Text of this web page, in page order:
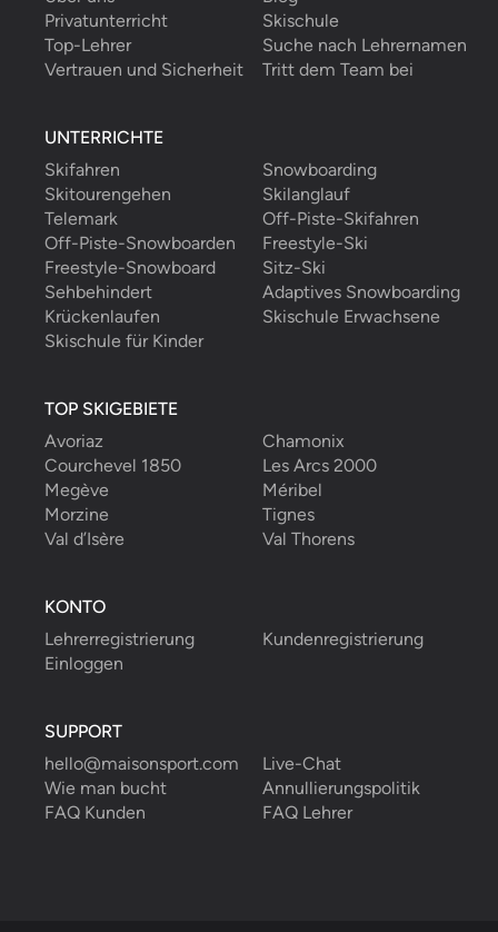
Privatunterricht
Skischule
Top-Lehrer
Suche nach Lehrernamen
Vertrauen und Sicherheit
Tritt dem Team bei
UNTERRICHTE
Skifahren
Snowboarding
Skitourengehen
Skilanglauf
Telemark
Off-Piste-Skifahren
Off-Piste-Snowboarden
Freestyle-Ski
Freestyle-Snowboard
Sitz-Ski
Sehbehindert
Adaptives Snowboarding
Krückenlaufen
Skischule Erwachsene
Skischule für Kinder
TOP SKIGEBIETE
Avoriaz
Chamonix
Courchevel 1850
Les Arcs 2000
Megève
Méribel
Morzine
Tignes
Val d’Isère
Val Thorens
KONTO
Lehrerregistrierung
Kundenregistrierung
Einloggen
SUPPORT
hello@maisonsport.com
Live-Chat
Wie man bucht
Annullierungspolitik
FAQ Kunden
FAQ Lehrer